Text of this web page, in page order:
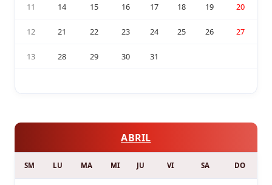
11 14 15 16 17 18 19 20
12 21 22 23 24 25 26 27
13 28 29 30 31
ABRIL
SM LU MA MI JU VI SA DO